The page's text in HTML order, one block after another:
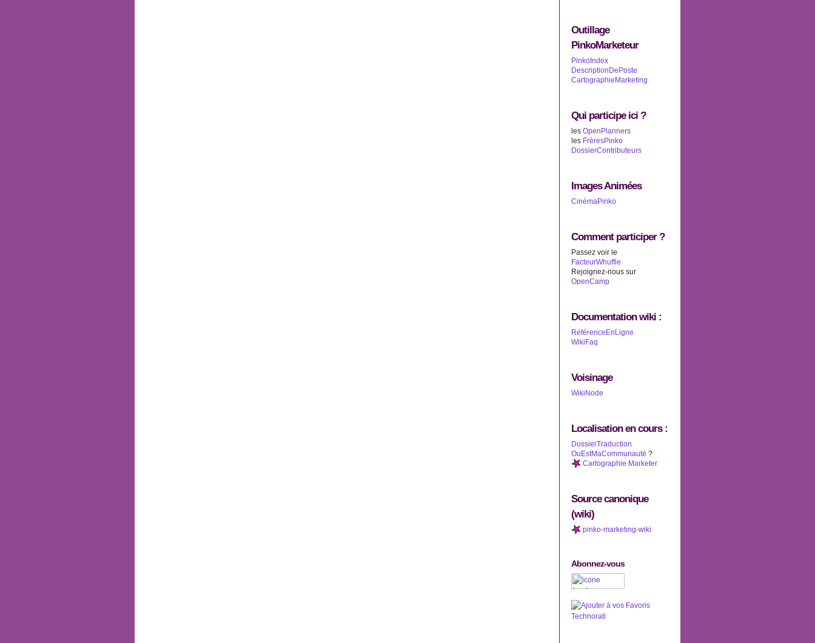
Outillage
PinkoMarketeur
PinkoIndex
DescriptionDePoste
CartographieMarketing
Qui participe ici ?
les OpenPlanners
les FrèresPinko
DossierContributeurs
Images Animées
CinémaPinko
Comment participer ?
Passez voir le
FacteurWhuffie
Rejoignez-nous sur
OpenCamp
Documentation wiki :
RéférenceEnLigne
WikiFaq
Voisinage
WikiNode
Localisation en cours :
DossierTraduction
OuEstMaCommunauté ?
Cartographie Marketer
Source canonique
(wiki)
pinko-marketing-wiki
Abonnez-vous